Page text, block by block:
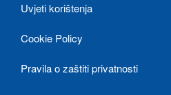
Uvjeti korištenja
Cookie Policy
Pravila o zaštiti privatnosti